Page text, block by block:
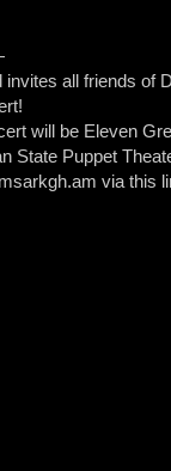
all friends of
will be Eleven
State Puppet
via this